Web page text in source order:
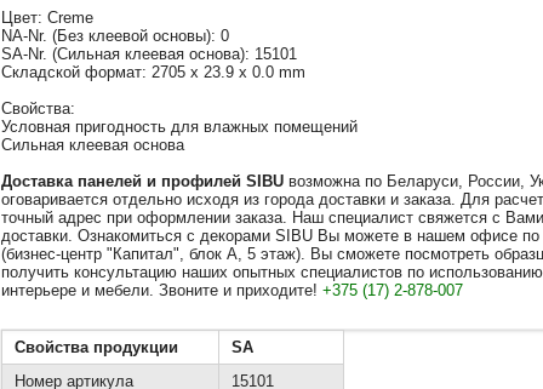
Цвет: Creme
NA-Nr. (Без клеевой основы): 0
SA-Nr. (Сильная клеевая основа): 15101
Складской формат: 2705 x 23.9 x 0.0 mm
Свойства:
Условная пригодность для влажных помещений
Сильная клеевая основа
Доставка панелей и профилей SIBU возможна по Беларуси, России,
оговаривается отдельно исходя из города доставки и заказа. Для
точный адрес при оформлении заказа. Наш специалист свяжется с
доставки. Ознакомиться с декорами SIBU Вы можете в нашем офисе
(бизнес-центр "Капитал", блок А, 5 этаж). Вы сможете посмотреть
получить консультацию наших опытных специалистов по
интерьере и мебели. Звоните и приходите! +375 (17) 2-878-007
Свойства продукции
SA
Номер артикула
15101